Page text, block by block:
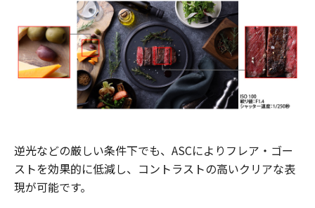
逆光などの厳しい条件下でも、ASCによりフレア・ゴー
ストを効果的に低減し、コントラストの高いクリアな表
現が可能です。